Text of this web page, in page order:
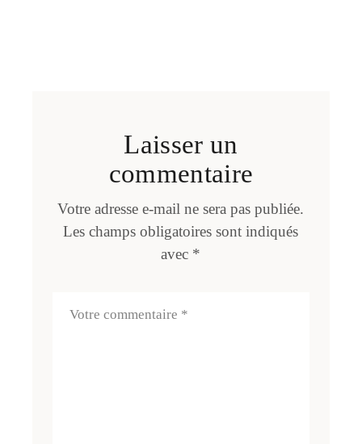
Laisser un
commentaire
Votre adresse e-mail ne sera pas publiée.
Les champs obligatoires sont indiqués
avec *